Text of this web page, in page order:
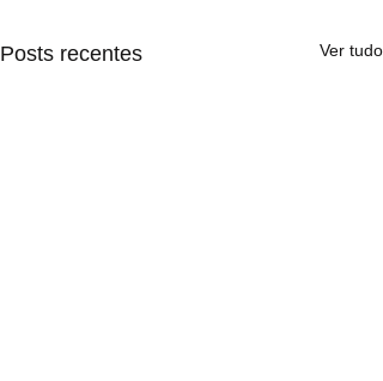
Posts recentes Ver tudo